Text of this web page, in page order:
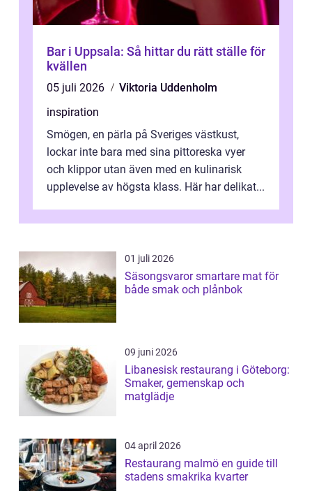
Bar i Uppsala: Så hittar du rätt ställe för
kvällen
05 juli 2026
Viktoria Uddenholm
inspiration
Smögen, en pärla på Sveriges västkust,
lockar inte bara med sina pittoreska vyer
och klippor utan även med en kulinarisk
upplevelse av högsta klass. Här har delikat...
01 juli 2026
Säsongsvaror smartare mat för
både smak och plånbok
09 juni 2026
Libanesisk restaurang i Göteborg:
Smaker, gemenskap och
matglädje
04 april 2026
Restaurang malmö en guide till
stadens smakrika kvarter